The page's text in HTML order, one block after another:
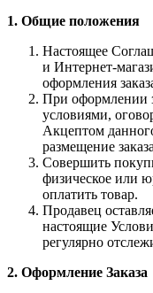
1. Общие положения
Настоящее
и Интернет-
оформления
При оформлении
условиями,
Акцептом
размещение
Совершить
физическое или
оплатить товар.
Продавец
настоящие
регулярно
2. Оформление Заказа